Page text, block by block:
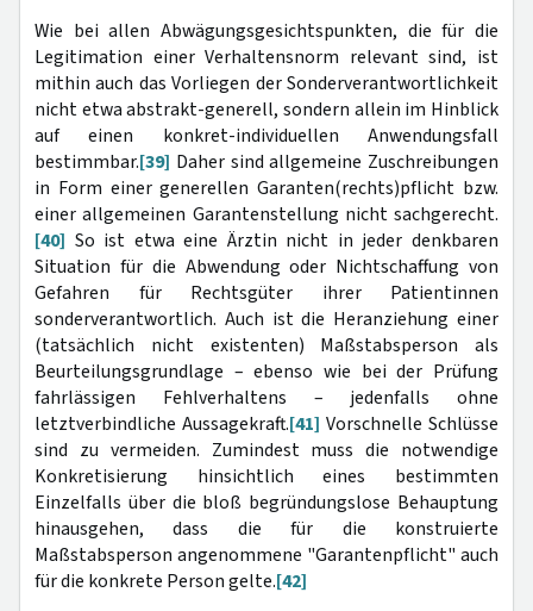
Wie bei allen Abwägungsgesichtspunkten, die für die
Legitimation einer Verhaltensnorm relevant sind, ist
mithin auch das Vorliegen der Sonderverantwortlichkeit
nicht etwa abstrakt-generell, sondern allein im Hinblick
auf einen konkret-individuellen Anwendungsfall
bestimmbar.[39] Daher sind allgemeine Zuschreibungen
in Form einer generellen Garanten(rechts)pflicht bzw.
einer allgemeinen Garantenstellung nicht sachgerecht.
[40] So ist etwa eine Ärztin nicht in jeder denkbaren
Situation für die Abwendung oder Nichtschaffung von
Gefahren für Rechtsgüter ihrer Patientinnen
sonderverantwortlich. Auch ist die Heranziehung einer
(tatsächlich nicht existenten) Maßstabsperson als
Beurteilungsgrundlage – ebenso wie bei der Prüfung
fahrlässigen Fehlverhaltens – jedenfalls ohne
letztverbindliche Aussagekraft.[41] Vorschnelle Schlüsse
sind zu vermeiden. Zumindest muss die notwendige
Konkretisierung hinsichtlich eines bestimmten
Einzelfalls über die bloß begründungslose Behauptung
hinausgehen, dass die für die konstruierte
Maßstabsperson angenommene "Garantenpflicht" auch
für die konkrete Person gelte.[42]